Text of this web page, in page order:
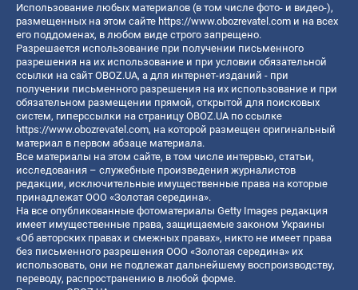
Использование любых материалов (в том числе фото- и видео-),
размещенных на этом сайте https://www.obozrevatel.com и на всех
его поддоменах, в любом виде строго запрещено.
Разрешается использование при получении письменного
разрешения на их использование и при условии обязательной
ссылки на сайт OBOZ.UA, а для интернет-изданий - при
получении письменного разрешения на их использование и при
обязательном размещении прямой, открытой для поисковых
систем, гиперссылки на страницу OBOZ.UA по ссылке
https://www.obozrevatel.com, на которой размещен оригинальный
материал в первом абзаце материала.
Все материалы на этом сайте, в том числе интервью, статьи,
исследования – служебные произведения журналистов
редакции, исключительные имущественные права на которые
принадлежат ООО «Золотая середина».
На все опубликованные фотоматериалы Getty Images редакция
имеет имущественные права, защищаемые законом Украины
«Об авторских правах и смежных правах», никто не имеет права
без письменного разрешения ООО «Золотая середина» их
использовать, они не подлежат дальнейшему воспроизводству,
переводу, распространению в любой форме.